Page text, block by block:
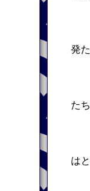
発
た
は